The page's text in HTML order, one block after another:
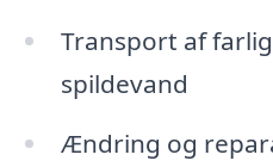
Transport af
spildevand
Ændring og